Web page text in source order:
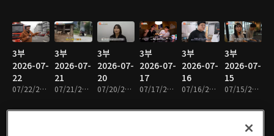
3부
2026-07-
22
07/22/2026 • 48분
3부
2026-07-
21
07/21/2026 • 48분
3부
2026-07-
20
07/20/2026 • 48분
3부
2026-07-
17
07/17/2026 • 47분
3부
2026-07-
16
07/16/2026 • 48분
3부
2026-07-
15
07/15/2026 • 48분